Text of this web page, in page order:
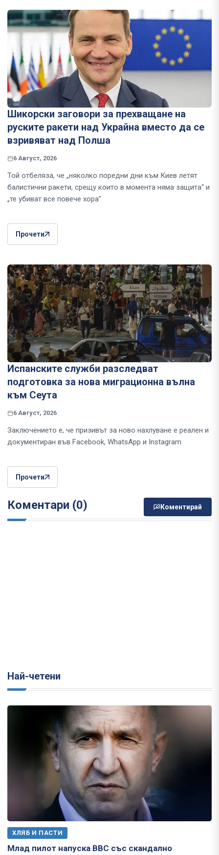
Шикорски заговори за прехващане на
руските ракети над Украйна вместо да се
взривяват над Полша
6 Август, 2026
Той отбеляза, че „няколко поредни дни към Киев летят
балистични ракети, срещу които в момента няма защита“ и
„те убиват все повече хора"
Прочети
Испанските служби разследват
подготовка за нова миграционна вълна
към Сеута
6 Август, 2026
Заключението е, че призивът за ново нахлуване е реален и
документиран във Facebook, WhatsApp и Instagram
Прочети
Коментари (0) Коментирай
Най-четени
ХЛЯБ И ПАСТИ
Млад пилот напуска ВВС със скандално